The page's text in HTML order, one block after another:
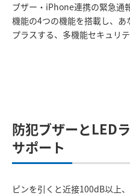
ブザー・iPhone連携の緊急通
機能の4つの機能を搭載し、あ
プラスする、多機能セキュリテ
防犯ブザーとLED
サポート
ピンを引くと近接100dB以上